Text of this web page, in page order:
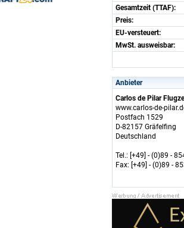
Gesamtzeit (TTAF):
Preis:
EU-versteuert:
MwSt. ausweisbar:
Anbieter
Carlos de Pilar
www.carlos-de-
Postfach 1529
D-82157 Gräfelfing
Deutschland
Tel.: [+49] - (0)89 -
Fax: [+49] - (0)89 -